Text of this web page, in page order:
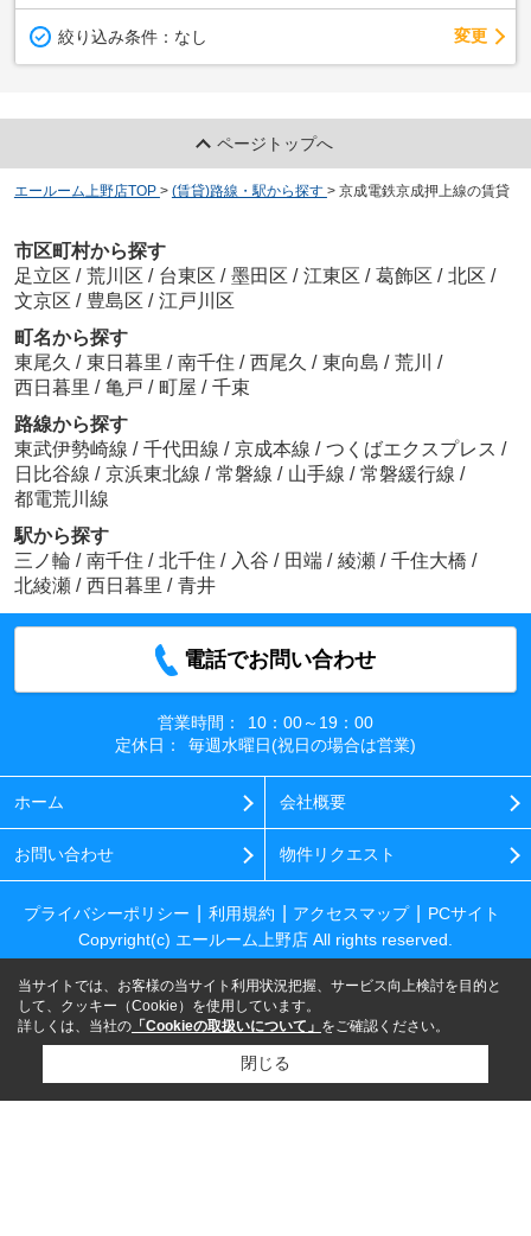
絞り込み条件： なし 変更
ページトップへ
エールーム上野店TOP > (賃貸)路線・駅から探す > 京成電鉄京成押上線の賃貸
市区町村から探す
足立区 / 荒川区 / 台東区 / 墨田区 / 江東区 / 葛飾区 / 北区 /
文京区 / 豊島区 / 江戸川区
町名から探す
東尾久 / 東日暮里 / 南千住 / 西尾久 / 東向島 / 荒川 /
西日暮里 / 亀戸 / 町屋 / 千束
路線から探す
東武伊勢崎線 / 千代田線 / 京成本線 / つくばエクスプレス /
日比谷線 / 京浜東北線 / 常磐線 / 山手線 / 常磐緩行線 /
都電荒川線
駅から探す
三ノ輪 / 南千住 / 北千住 / 入谷 / 田端 / 綾瀬 / 千住大橋 /
北綾瀬 / 西日暮里 / 青井
電話でお問い合わせ
営業時間：
10：00～19：00
定休日：
毎週水曜日(祝日の場合は営業)
ホーム 会社概要
お問い合わせ 物件リクエスト
プライバシーポリシー 利用規約 アクセスマップ
PCサイト
Copyright(c) エールーム上野店 All rights reserved.
当サイトでは、お客様の当サイト利用状況把握、サービス向上検討を目的と
して、クッキー（Cookie）を使用しています。
詳しくは、当社の 「Cookieの取扱いについて」 をご確認ください。
閉じる